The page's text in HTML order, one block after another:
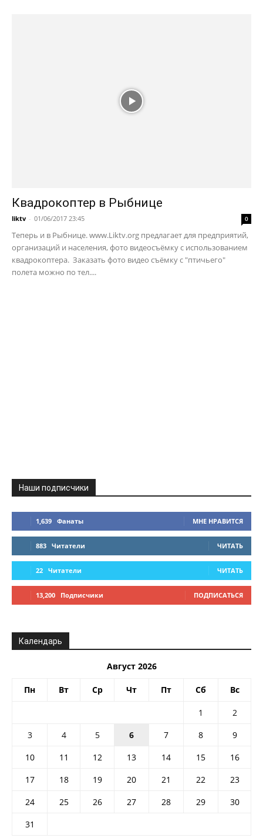
Квадрокоптер в Рыбнице
liktv - 01/06/2017 23:45 0
Теперь и в Рыбнице. www.Liktv.org предлагает для предприятий,
организаций и населения, фото видеосъёмку с использованием
квадрокоптера. Заказать фото видео съёмку с "птичьего"
полета можно по тел....
Наши подписчики
1,639 Фанаты МНЕ НРАВИТСЯ
883 Читатели ЧИТАТЬ
22 Читатели ЧИТАТЬ
13,200 Подписчики ПОДПИСАТЬСЯ
Календарь
Август 2026
Пн Вт Ср Чт Пт Сб Вс
1
2
3
4 5 6 7 8
9
10
11 12 13 14 15
16
17
18 19 20 21 22
23
24
25 26 27 28 29
30
31